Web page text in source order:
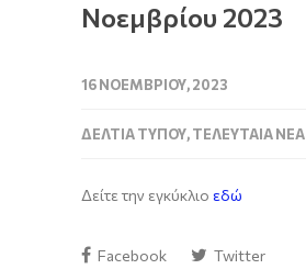
Νοεμβρίου 2023
16 ΝΟΕΜΒΡΊΟΥ, 2023
ΔΕΛΤΊΑ ΤΎΠΟΥ,ΤΕΛΕΥΤΑΊΑ ΝΈΑ
Δείτε την εγκύκλιο εδώ
Facebook Twitter